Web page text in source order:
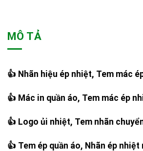
MÔ TẢ
👍 Nhãn hiệu ép nhiệt, Tem mác
👍 Mác in quần áo, Tem mác ép
👍 Logo ủi nhiệt, Tem nhãn
👍 Tem ép quần áo, Nhãn ép nhiệt